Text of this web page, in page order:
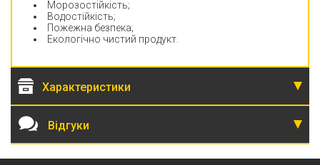
Морозостійкість;
Водостійкість;
Пожежна безпека;
Екологічно чистий продукт.
Характеристики
Відгуки